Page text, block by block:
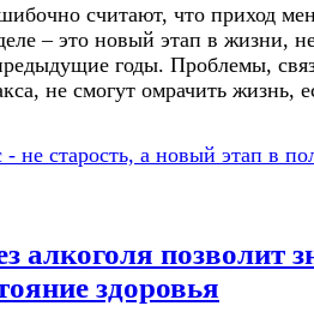
считают, что приход
– это новый этап в жизни,
годы. Проблемы,
не смогут омрачить жизнь,
не старость, а новый этап в
алкоголя позволит
здоровья